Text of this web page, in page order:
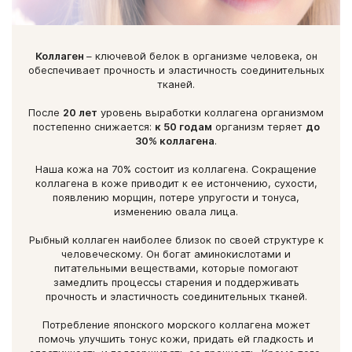
Аспарагиновая кислота
Глутаминовая кислота
Глицин 17,9 г
Гидроксилизин 0,6 г
Лейцин 2,3 г
Лизин 2,9 г
компонентов продукта, беременность и кормление грудью.
Коллаген – ключевой белок в организме человека, он
обеспечивает прочность и эластичность соединительных
тканей.
После 20 лет уровень выработки коллагена организмом
постепенно снижается: к 50 годам организм теряет до
30% коллагена.
Наша кожа на 70% состоит из коллагена. Сокращение
коллагена в коже приводит к ее истончению, сухости,
появлению морщин, потере упругости и тонуса,
изменению овала лица.
Рыбный коллаген наиболее близок по своей структуре к
человеческому. Он богат аминокислотами и
питательными веществами, которые помогают
замедлить процессы старения и поддерживать
прочность и эластичность соединительных тканей.
Потребление японского морского коллагена может
помочь улучшить тонус кожи, придать ей гладкость и